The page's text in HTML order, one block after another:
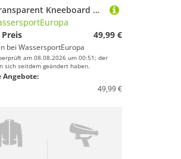
Jobe Transparent Kneeboard Bag Tasche Kneeboard Schutz Transport Wassersport
49,99 €
bei WassersportEuropa
am 08.08.2026 um 00:51; der
sich seitdem geändert haben.
Angebote:
49,99 €